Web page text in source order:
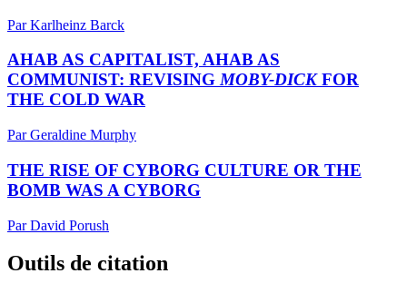
Par Karlheinz Barck
AHAB AS CAPITALIST, AHAB AS
COMMUNIST: REVISINGMOBY-DICKFOR
THE COLD WAR
Par Geraldine Murphy
THE RISE OF CYBORG CULTURE OR THE
BOMB WAS A CYBORG
Par David Porush
Outils de citation